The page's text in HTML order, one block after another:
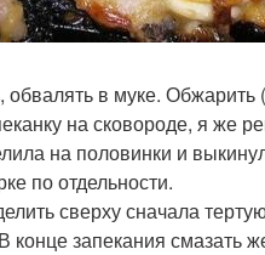
в муке. Обжарить
на сковороде, я же
на половинки и
по отдельности.
сверху сначала
конце запекания